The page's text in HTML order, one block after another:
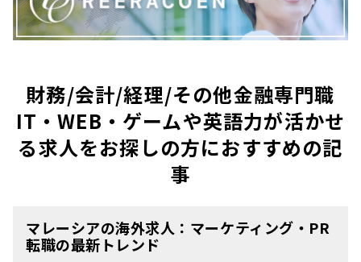
財務/会計/経理/その他金融専門職
IT・WEB・ゲームや英語力が活かせ
る求人をお探しの方におすすめの記
事
マレーシアの海外求人：マーケティング・PR
転職の最新トレンド